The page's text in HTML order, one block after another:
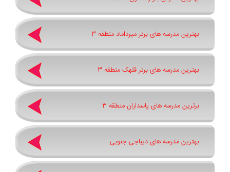
بهترین مدرسه های برتر میرداماد منطقه 3
بهترین مدرسه های برتر قلهک منطقه 3
برترین مدرسه های پاسداران منطقه 3
بهترین مدرسه های دیباجی جنوبی